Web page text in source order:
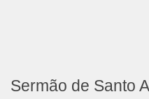
Sermão de Santo